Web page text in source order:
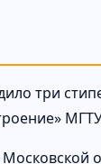
три